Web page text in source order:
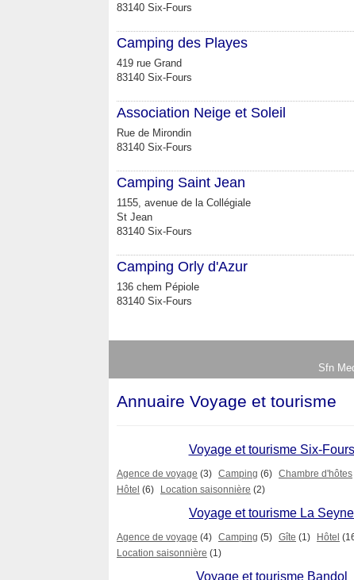
83140 Six-Fours
Camping des Playes
419 rue Grand
83140 Six-Fours
Association Neige et Soleil
Rue de Mirondin
83140 Six-Fours
Camping Saint Jean
1155, avenue de la Collégiale
St Jean
83140 Six-Fours
Camping Orly d'Azur
136 chem Pépiole
83140 Six-Fours
Sfn
Annuaire Voyage et tourisme
Voyage et tourisme Six-Fours
Agence de voyage (3) Camping (6) Chambre d'hôtes
Hôtel (6) Location saisonnière (2)
Voyage et tourisme La Seyne
Agence de voyage (4) Camping (5) Gîte (1) Hôtel
Location saisonnière (1)
Voyage et tourisme Bandol